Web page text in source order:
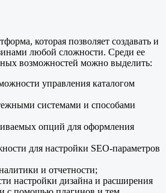
которая позволяет создавать и
любой сложности. Среди ее
возможностей можно выделить:
управления каталогом
системами и способами
опций для оформления
для настройки SEO-параметров
и отчетности;
настройки дизайна и расширения